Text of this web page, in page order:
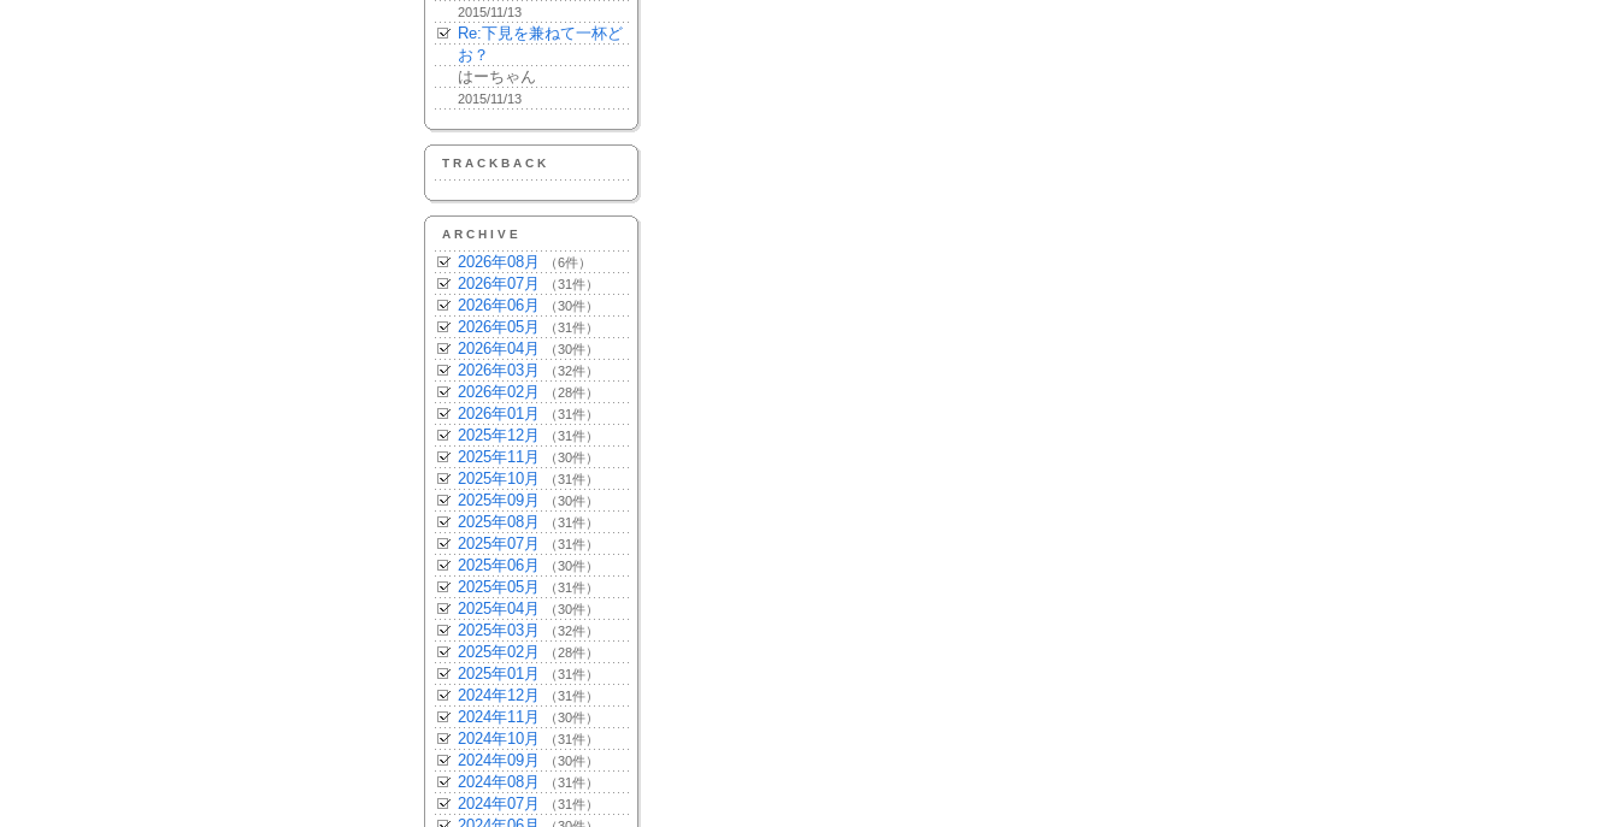
2015/11/13
Re:下見を兼ねて一杯ど
お？
はーちゃん
2015/11/13
TRACKBACK
ARCHIVE
2026年08月 （6件）
2026年07月 （31件）
2026年06月 （30件）
2026年05月 （31件）
2026年04月 （30件）
2026年03月 （32件）
2026年02月 （28件）
2026年01月 （31件）
2025年12月 （31件）
2025年11月 （30件）
2025年10月 （31件）
2025年09月 （30件）
2025年08月 （31件）
2025年07月 （31件）
2025年06月 （30件）
2025年05月 （31件）
2025年04月 （30件）
2025年03月 （32件）
2025年02月 （28件）
2025年01月 （31件）
2024年12月 （31件）
2024年11月 （30件）
2024年10月 （31件）
2024年09月 （30件）
2024年08月 （31件）
2024年07月 （31件）